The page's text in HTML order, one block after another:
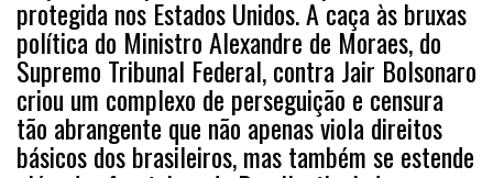
protegida nos Estados Unidos. A caça às bruxas
política do Ministro Alexandre de Moraes, do
Supremo Tribunal Federal, contra Jair Bolsonaro
criou um complexo de perseguição e censura
tão abrangente que não apenas viola direitos
básicos dos brasileiros, mas também se estende